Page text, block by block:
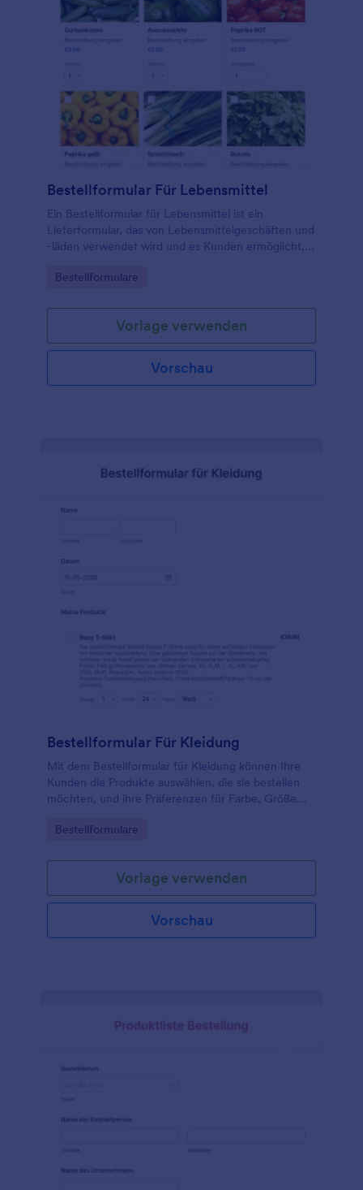
Bestellformular Für Lebensmittel
Ein Bestellformular für Lebensmittel ist ein
Lieferformular, das von Lebensmittelgeschäften und
-läden verwendet wird und es Kunden ermöglicht,
einem Lieferdienst geliefert wird.
Go to Category:
Bestellformulare
Vorlage verwenden
Vorschau
Bestellformular Für Kleidung
Mit dem Bestellformular für Kleidung können Ihre
Kunden die Produkte auswählen, die sie bestellen
möchten, und ihre Präferenzen für Farbe, Größe
Go to Category:
Bestellformulare
Vorlage verwenden
Vorschau